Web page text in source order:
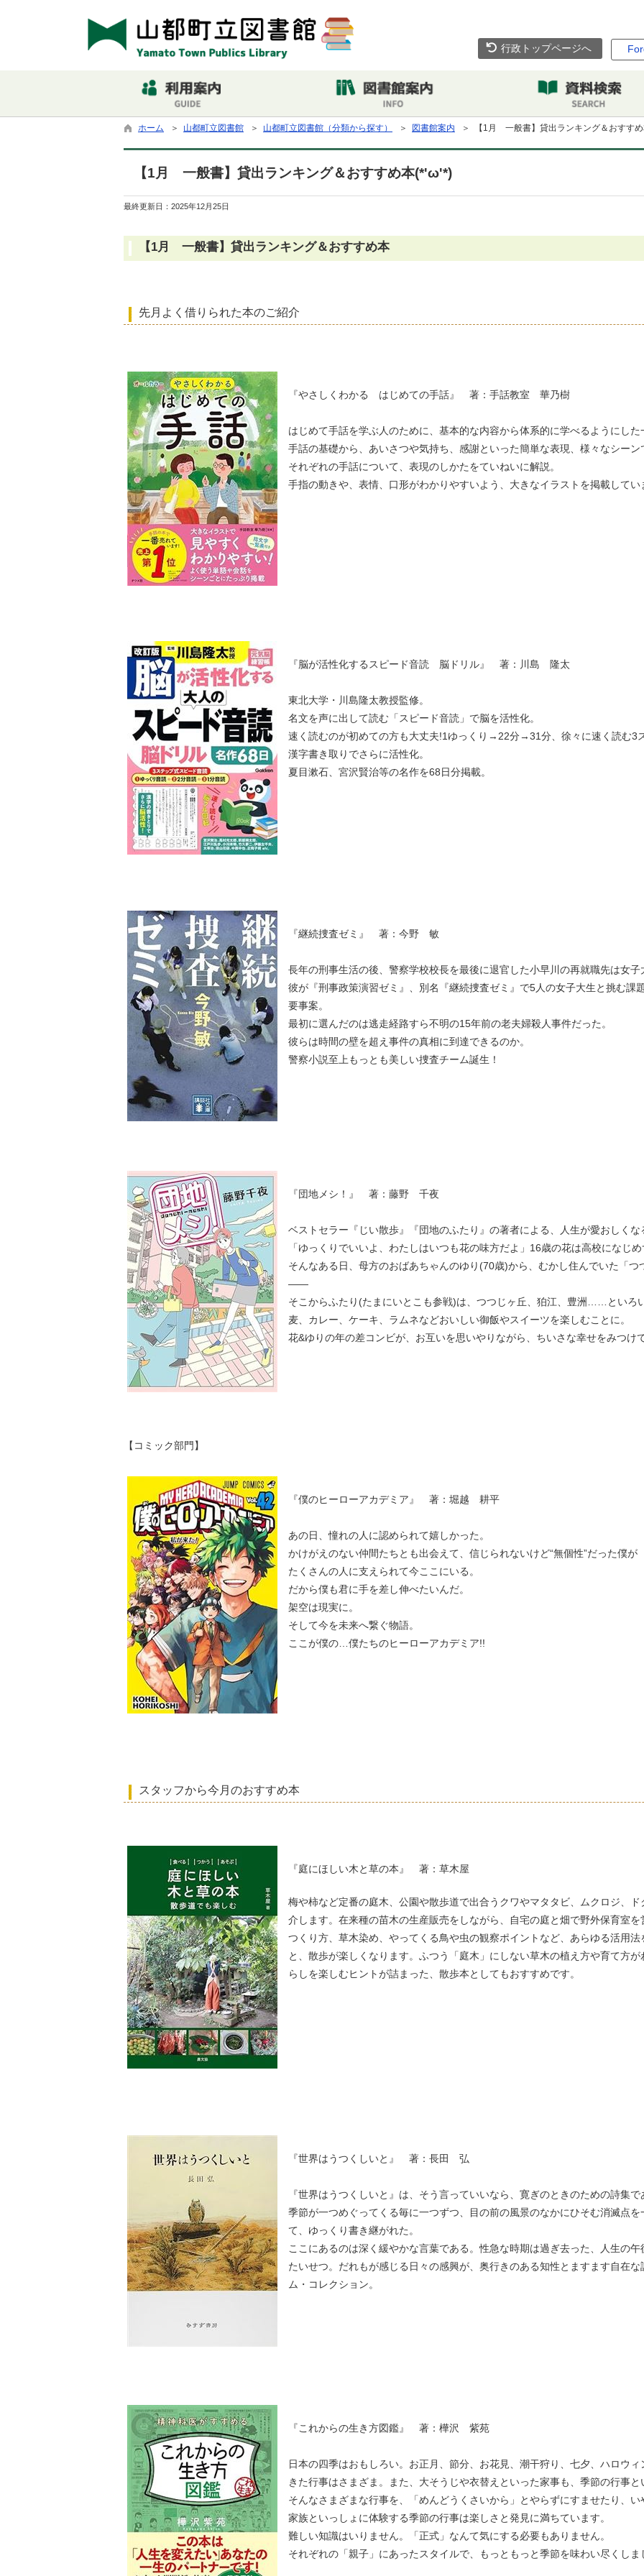
行政トップページへ
ホーム ＞ 山都町立図書館 ＞ 山都町立図書館（分類から探す） ＞ 図書館案内 ＞ 【1月 一般書】貸出ランキング＆おすす
【1月 一般書】貸出ランキング＆おすすめ本(*'ω'*)
最終更新日： 2025年12月25日
【1月 一般書】貸出ランキング＆おすすめ本
先月よく借りられた本のご紹介
『やさしくわかる はじめての手話』 著：手話教室 華乃樹
はじめて手話を学ぶ人のために、基本的な内容から体系的に学べるようにした
手話の基礎から、あいさつや気持ち、感謝といった簡単な表現、様々なシーン
それぞれの手話について、表現のしかたをていねいに解説。
手指の動きや、表情、口形がわかりやすいよう、大きなイラストを掲載してい
『脳が活性化するスピード音読 脳ドリル』 著：川島 隆太
東北大学・川島隆太教授監修。
名文を声に出して読む「スピード音読」で脳を活性化。
速く読むのが初めての方も大丈夫!1ゆっくり→22分→31分、徐々に速く読む3
漢字書き取りでさらに活性化。
夏目漱石、宮沢賢治等の名作を68日分掲載。
『継続捜査ゼミ』 著：今野 敏
長年の刑事生活の後、警察学校校長を最後に退官した小早川の再就職先は女子
彼が『刑事政策演習ゼミ』、別名『継続捜査ゼミ』で5人の女子大生と挑む課
要事案。
最初に選んだのは逃走経路すら不明の15年前の老夫婦殺人事件だった。
彼らは時間の壁を超え事件の真相に到達できるのか。
警察小説至上もっとも美しい捜査チーム誕生！
『団地メシ！』 著：藤野 千夜
ベストセラー『じい散歩』『団地のふたり』の著者による、人生が愛おしくな
「ゆっくりでいいよ、わたしはいつも花の味方だよ」16歳の花は高校になじめ
そんなある日、母方のおばあちゃんのゆり(70歳)から、むかし住んでいた「
――
そこからふたり(たまにいとこも参戦)は、つつじヶ丘、狛江、豊洲……といろ
麦、カレー、ケーキ、ラムネなどおいしい御飯やスイーツを楽しむことに。
花&ゆりの年の差コンビが、お互いを思いやりながら、ちいさな幸せをみつけて
【コミック部門】
『僕のヒーローアカデミア』 著：堀越 耕平
あの日、憧れの人に認められて嬉しかった。
かけがえのない仲間たちとも出会えて、信じられないけど“無個性”だった僕が
たくさんの人に支えられて今ここにいる。
だから僕も君に手を差し伸べたいんだ。
架空は現実に。
そして今を未来へ繋ぐ物語。
ここが僕の…僕たちのヒーローアカデミア!!
スタッフから今月のおすすめ本
『庭にほしい木と草の本』 著：草木屋
梅や柿など定番の庭木、公園や散歩道で出合うクワやマタタビ、ムクロジ、
介します。在来種の苗木の生産販売をしながら、自宅の庭と畑で野外保育室
つくり方、草木染め、やってくる鳥や虫の観察ポイントなど、あらゆる活用
と、散歩が楽しくなります。ふつう「庭木」にしない草木の植え方や育て方
らしを楽しむヒントが詰まった、散歩本としてもおすすめです。
『世界はうつくしいと』 著：長田 弘
『世界はうつくしいと』は、そう言っていいなら、寛ぎのときのための詩集
季節が一つめぐってくる毎に一つずつ、目の前の風景のなかにひそむ消滅点
て、ゆっくり書き継がれた。
ここにあるのは深く緩やかな言葉である。性急な時期は過ぎ去った、人生の
たいせつ。だれもが感じる日々の感興が、奥行きのある知性とますます自在
ム・コレクション。
『これからの生き方図鑑』 著：樺沢 紫苑
日本の四季はおもしろい。お正月、節分、お花見、潮干狩り、七夕、ハロウ
きた行事はさまざま。また、大そうじや衣替えといった家事も、季節の行事と
そんなさまざまな行事を、「めんどうくさいから」とやらずにすませたり、い
家族といっしょに体験する季節の行事は楽しさと発見に満ちています。
難しい知識はいりません。「正式」なんて気にする必要もありません。
それぞれの「親子」にあったスタイルで、もっともっと季節を味わい尽くしま